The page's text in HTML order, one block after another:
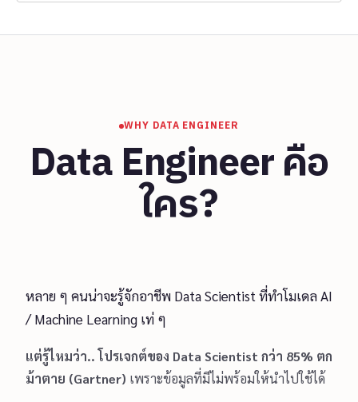
WHY DATA ENGINEER
Data Engineer คือ
ใคร?
หลาย ๆ คนน่าจะรู้จักอาชีพ Data Scientist ที่ทำโมเดล AI
/ Machine Learning เท่ ๆ
แต่รู้ไหมว่า.. โปรเจกต์ของ Data Scientist กว่า 85% ตก
ม้าตาย (Gartner) เพราะข้อมูลที่มีไม่พร้อมให้นำไปใช้ได้